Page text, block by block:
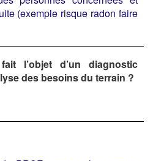
(exemple risque radon faire
l’objet d’un diagnostic
des besoins du terrain ?